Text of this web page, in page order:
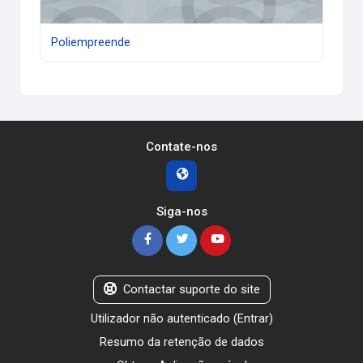
Poliempreende
Contate-nos
Siga-nos
Contactar suporte do site
Utilizador não autenticado (Entrar)
Resumo da retenção de dados